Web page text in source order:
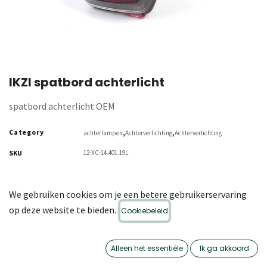
IKZI spatbord achterlicht
spatbord achterlicht OEM
Category achterlampen,Achterverlichting,Achterverlichting
SKU 12-XC-14.401.19L
We gebruiken cookies om je een betere gebruikerservaring
op deze website te bieden. Cookiebeleid
Alleen het essentiële Ik ga akkoord